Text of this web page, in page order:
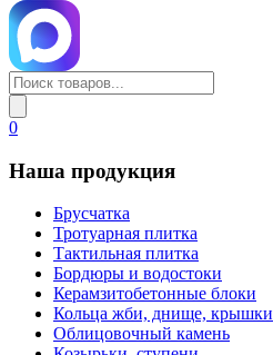
0
Наша продукция
Брусчатка
Тротуарная плитка
Тактильная плитка
Бордюры и водостоки
Керамзитобетонные блоки
Кольца жби, днище, крышки
Облицовочный камень